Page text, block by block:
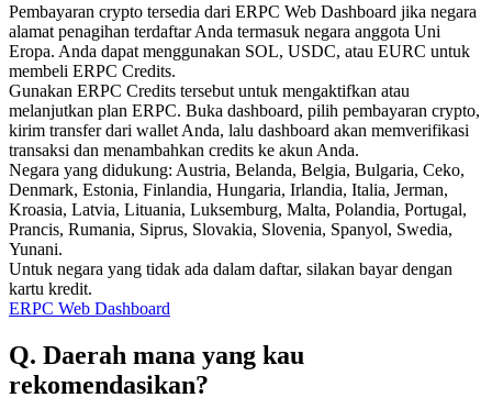
Pembayaran crypto tersedia dari ERPC Web Dashboard jika negara
alamat penagihan terdaftar Anda termasuk negara anggota Uni
Eropa. Anda dapat menggunakan SOL, USDC, atau EURC untuk
membeli ERPC Credits.
Gunakan ERPC Credits tersebut untuk mengaktifkan atau
melanjutkan plan ERPC. Buka dashboard, pilih pembayaran crypto,
kirim transfer dari wallet Anda, lalu dashboard akan memverifikasi
transaksi dan menambahkan credits ke akun Anda.
Negara yang didukung: Austria, Belanda, Belgia, Bulgaria, Ceko,
Denmark, Estonia, Finlandia, Hungaria, Irlandia, Italia, Jerman,
Kroasia, Latvia, Lituania, Luksemburg, Malta, Polandia, Portugal,
Prancis, Rumania, Siprus, Slovakia, Slovenia, Spanyol, Swedia,
Yunani.
Untuk negara yang tidak ada dalam daftar, silakan bayar dengan
kartu kredit.
ERPC Web Dashboard
Q. Daerah mana yang kau
rekomendasikan?